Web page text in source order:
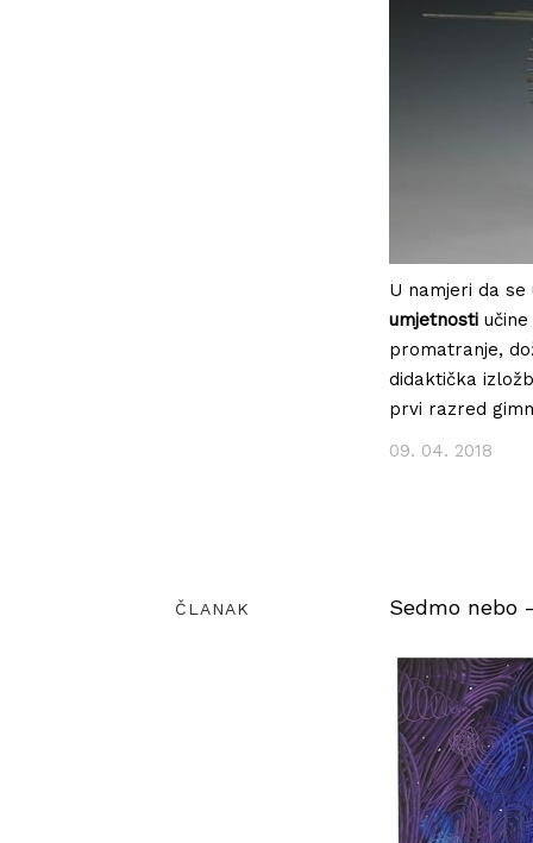
U namjeri da
umjetnosti
promatranje,
didaktička
prvi razred
09. 04. 2018
ČLANAK Sedmo nebo